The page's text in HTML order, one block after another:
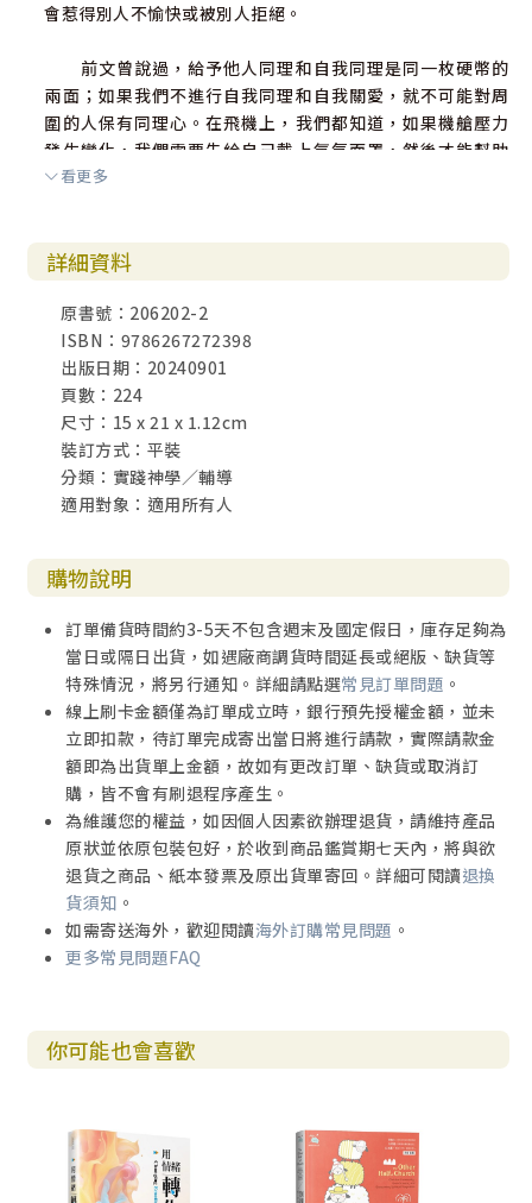
會惹得別人不愉快或被別人拒絕。
前文曾說過，給予他人同理和自我同理是同一枚硬幣的
兩面；如果我們不進行自我同理和自我關愛，就不可能對周
圍的人保有同理心。在飛機上，我們都知道，如果機艙壓力
發生變化，我們需要先給自己戴上氧氣面罩，然後才能幫助
別人。同樣，如果你沒有先得到你所需要的同理，你怎麼能
挑戰性的資訊，比如批評、要求或責備。
自我同理之慶祝需要得到滿足
在這本書中，我們探討了非暴力溝通的實踐，如何慶祝
得到滿足和未得到滿足的需要。通常，在專注於解決衝突的
時候， 我們會忘記表達和欣賞各種已被滿足的需要，所帶來
的美好和力量。在練習自我同理時，無論是獨自一人還是與
他人一起， 關注已被滿足的需要，都是一種深刻的體驗。下
次你覺得興奮、快樂、欣喜、釋然，或者體驗到需要被滿足
驗變的更加充實。關於需要得到滿足的經歷，你持有什麼積
極的評判？這種評判背後，隱藏著什麼感受和需要？在這次
或周圍世界相關的體驗，可以通過這種方式練習自我同理。
繼續前行
培養自我同理能力需要時間。就像同理他人一樣，給自
己充足的時間來體驗每個步驟。允許自己花時間抱持自己的
感受和需要，完全接納並擁抱自己獨一無二的感受。你所經
歷的每一種感受和需要，都在提醒你內在蘊含的旺盛生命
力，它們在告訴你，你不是毫無知覺的物品！請傾聽你身體
的聲音。請回顧上冊第一章和第二章內容中，關於提高身體
覺察的建議，把身體覺察作為了解感受和需要的指南針。如
果你陷入了困局，感覺自己不能充分地自我同理，或不能清
晰地覺知自己的感受和需要，那麼你可能希望得到「同理心
你一起體驗每個步驟。 自我同理有著廣泛的用途。它能夠幫
助你回應他人，為你營造內在空間，使你能夠帶著慈悲、選
善意且慈悲地對待自己。自我同理還能幫助我們做出選擇，
特別是在某些需要可能得到滿足或未被滿足的各種策略之間
進行選擇。此外，它能夠幫助你通過滿足需要，為得到生活
看更多
詳細資料
原書號：206202-2
ISBN：9786267272398
出版日期：20240901
頁數：224
尺寸：15 x 21 x 1.12cm
裝訂方式：平裝
分類：實踐神學／輔導
適用對象：適用所有人
購物說明
訂單備貨時間約3-5天不包含週末及國定假日，庫存足夠為
當日或隔日出貨，如遇廠商調貨時間延長或絕版、缺貨等
特殊情況，將另行通知。詳細請點選常見訂單問題 。
線上刷卡金額僅為訂單成立時，銀行預先授權金額，並未
立即扣款，待訂單完成寄出當日將進行請款，實際請款金
額即為出貨單上金額，故如有更改訂單、缺貨或取消訂
購，皆不會有刷退程序產生。
為維護您的權益，如因個人因素欲辦理退貨，請維持產品
原狀並依原包裝包好，於收到商品鑑賞期七天內，將與欲
退貨之商品、紙本發票及原出貨單寄回。詳細可閱讀退換
貨須知 。
如需寄送海外，歡迎閱讀海外訂購常見問題 。
更多常見問題FAQ
你可能也會喜歡